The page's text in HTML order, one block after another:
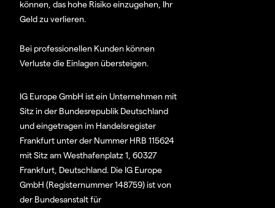
können, das hohe Risiko einzugehen, Ihr
Geld zu verlieren.
Bei professionellen Kunden können
Verluste die Einlagen übersteigen.
IG Europe GmbH ist ein Unternehmen mit
Sitz in der Bundesrepublik Deutschland
und eingetragen im Handelsregister
Frankfurt unter der Nummer HRB 115624
mit Sitz am Westhafenplatz 1, 60327
Frankfurt, Deutschland. Die IG Europe
GmbH (Registernummer 148759) ist von
der Bundesanstalt für